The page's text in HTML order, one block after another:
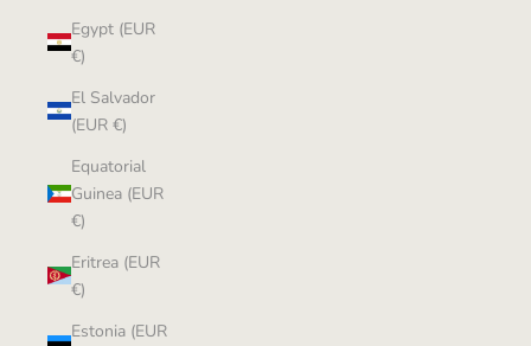
Egypt (EUR
€)
El Salvador
(EUR €)
Equatorial
Guinea (EUR
€)
Eritrea (EUR
€)
Estonia (EUR